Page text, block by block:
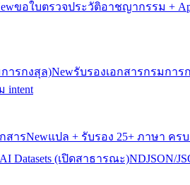
ขอใบตรวจประวัติอาชญากรรม +
ารกงสุล)Newรับรองเอกสารกรมกา
intent
สารNewแปล + รับรอง 25+ ภาษา ครบ
AI Datasets (เปิดสาธารณะ)NDJSON/